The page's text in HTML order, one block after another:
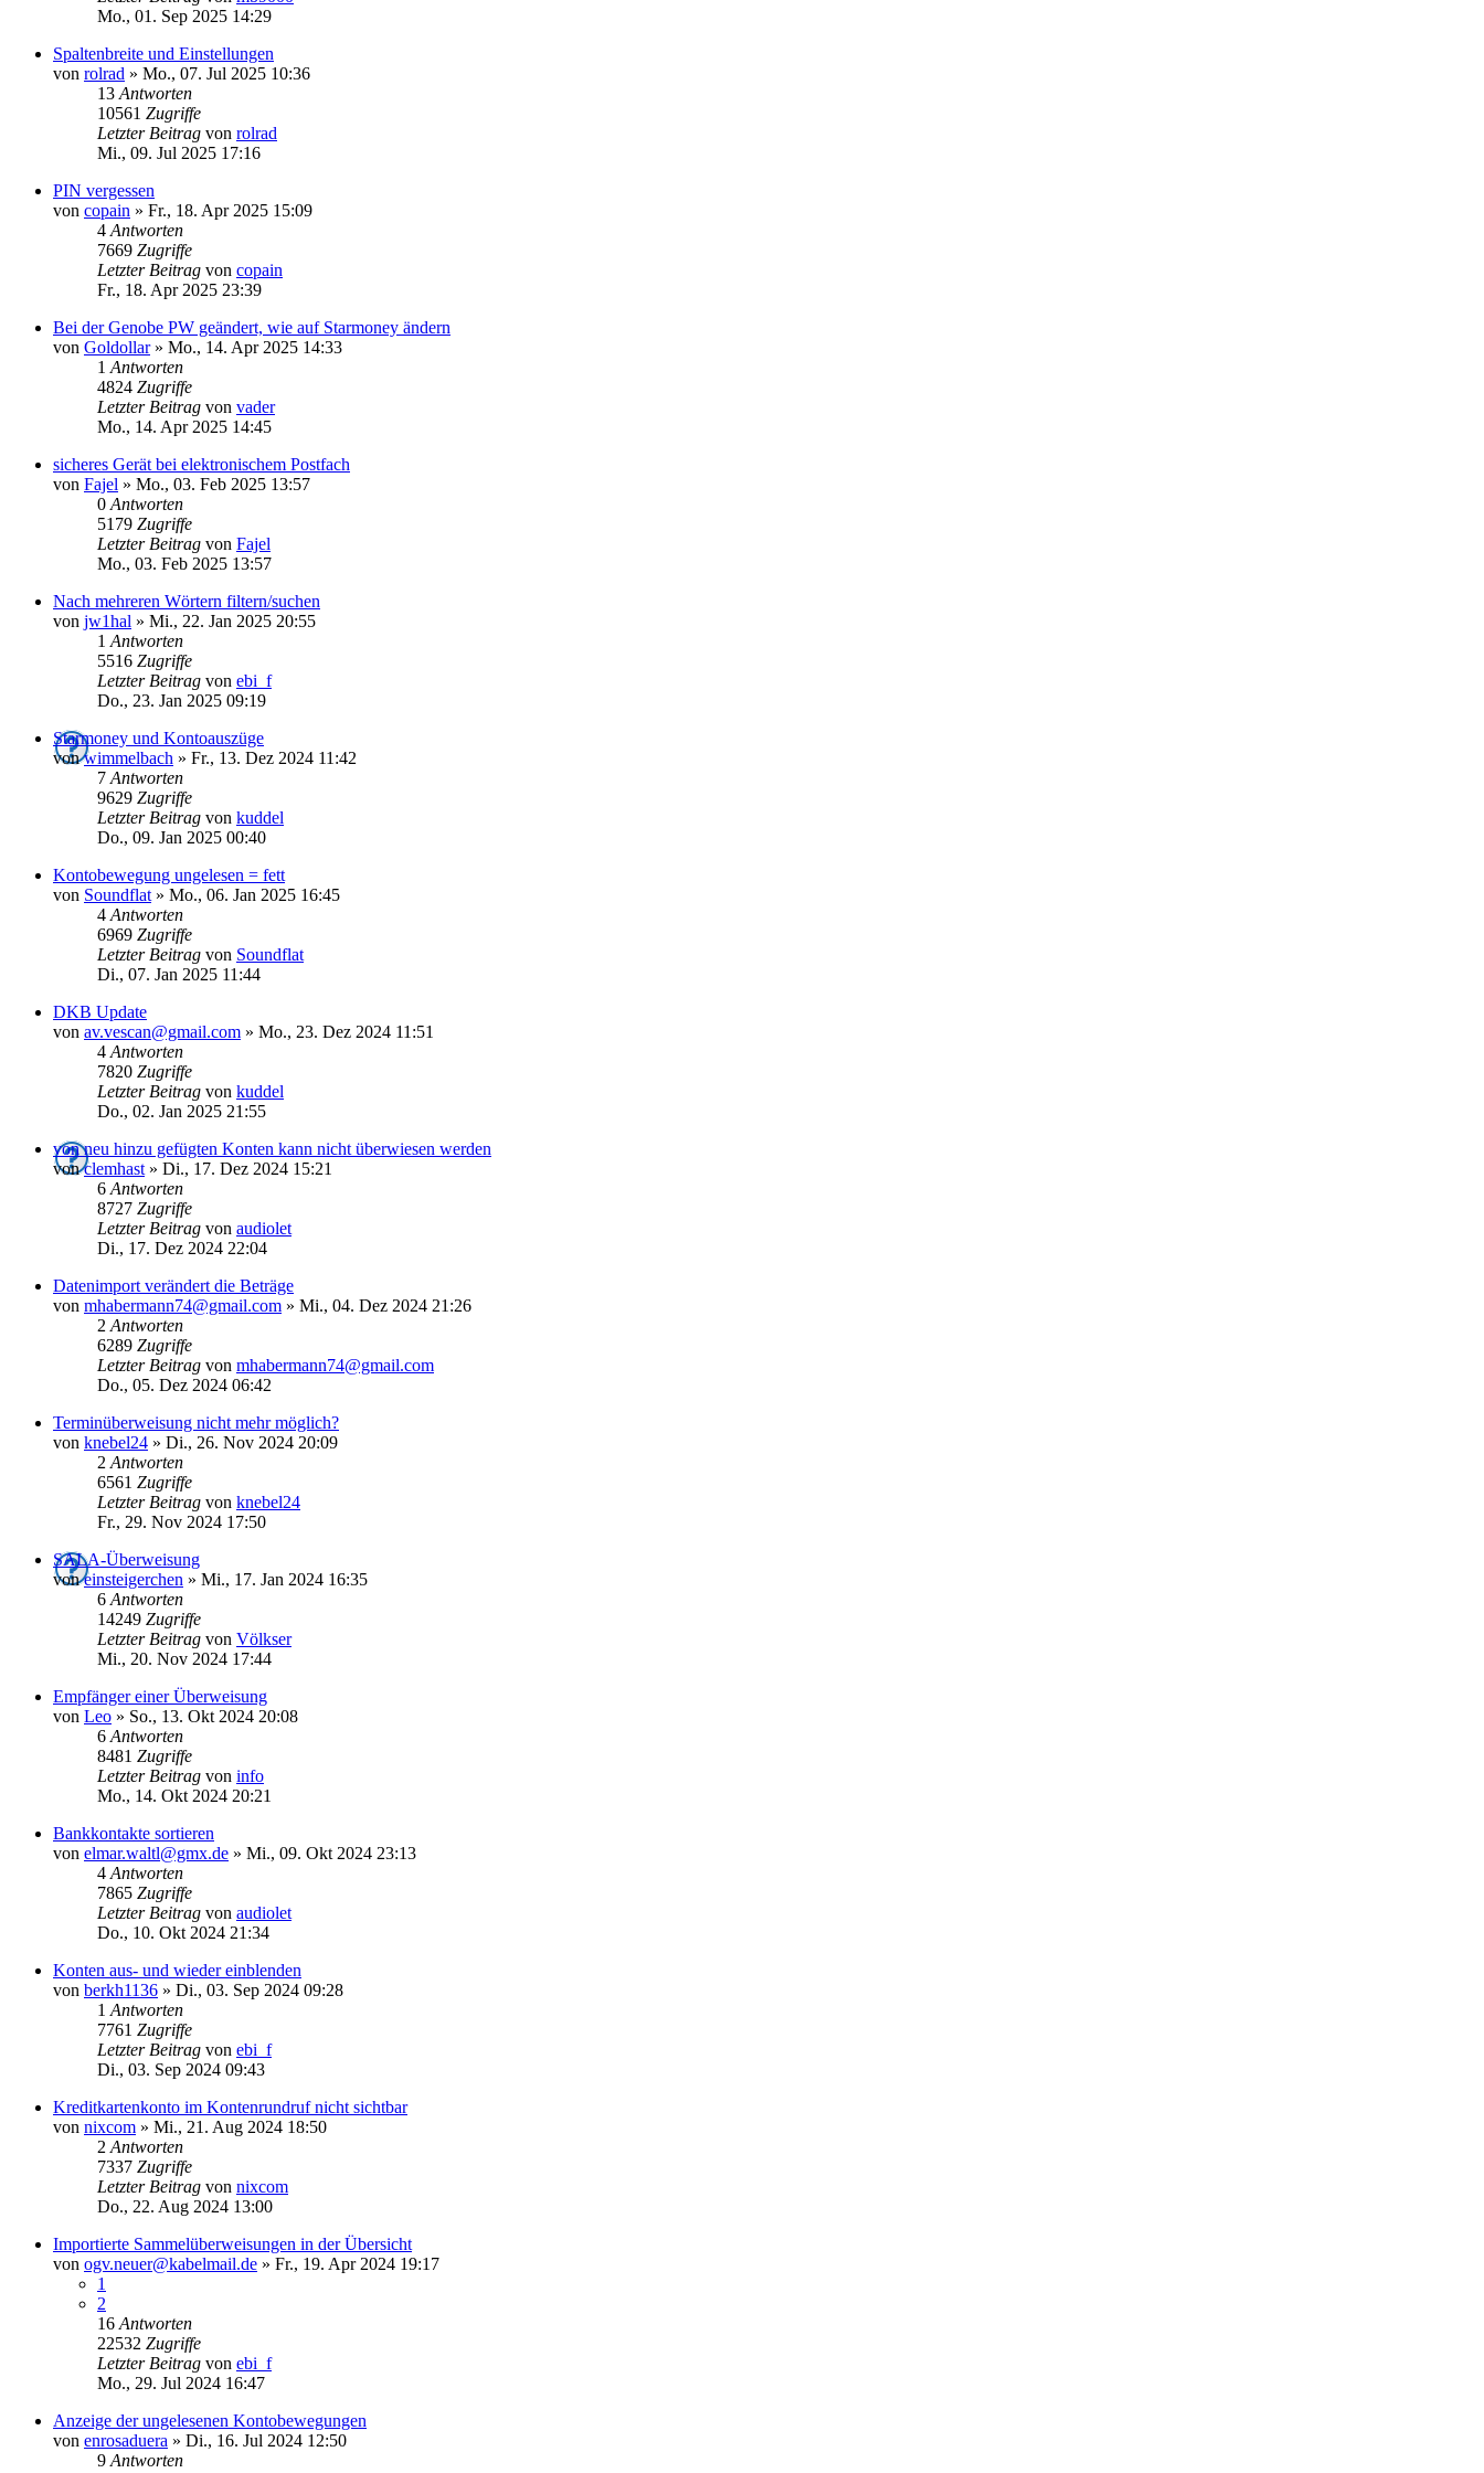
Mo., 01. Sep 2025 14:29
Spaltenbreite und Einstellungen
von rolrad » Mo., 07. Jul 2025 10:36
13 Antworten
10561 Zugriffe
Letzter Beitrag von rolrad
Mi., 09. Jul 2025 17:16
PIN vergessen
von copain » Fr., 18. Apr 2025 15:09
4 Antworten
7669 Zugriffe
Letzter Beitrag von copain
Fr., 18. Apr 2025 23:39
Bei der Genobe PW geändert, wie auf Starmoney ändern
von Goldollar» Mo., 14. Apr 2025 14:33
1 Antworten
4824 Zugriffe
Letzter Beitrag von vader
Mo., 14. Apr 2025 14:45
sicheres Gerät bei elektronischem Postfach
von Fajel » Mo., 03. Feb 2025 13:57
0 Antworten
5179 Zugriffe
Letzter Beitrag von Fajel
Mo., 03. Feb 2025 13:57
Nach mehreren Wörtern filtern/suchen
von jw1hal » Mi., 22. Jan 2025 20:55
1 Antworten
5516 Zugriffe
Letzter Beitrag von ebi_f
Do., 23. Jan 2025 09:19
Starmoney und Kontoauszüge
vonwimmelbach » Fr., 13. Dez 2024 11:42
7 Antworten
9629 Zugriffe
Letzter Beitrag von kuddel
Do., 09. Jan 2025 00:40
Kontobewegung ungelesen = fett
von Soundflat » Mo., 06. Jan 2025 16:45
4 Antworten
6969 Zugriffe
Letzter Beitrag von Soundflat
Di., 07. Jan 2025 11:44
DKB Update
von av.vescan@gmail.com » Mo., 23. Dez 2024 11:51
4 Antworten
7820 Zugriffe
Letzter Beitrag von kuddel
Do., 02. Jan 2025 21:55
von neu hinzu gefügten Konten kann nicht überwiesen werden
vonclemhast » Di., 17. Dez 2024 15:21
6 Antworten
8727 Zugriffe
Letzter Beitrag von audiolet
Di., 17. Dez 2024 22:04
Datenimport verändert die Beträge
von mhabermann74@gmail.com » Mi., 04. Dez 2024 21:26
2 Antworten
6289 Zugriffe
Letzter Beitrag von mhabermann74@gmail.com
Do., 05. Dez 2024 06:42
Terminüberweisung nicht mehr möglich?
von knebel24 » Di., 26. Nov 2024 20:09
2 Antworten
6561 Zugriffe
Letzter Beitrag von knebel24
Fr., 29. Nov 2024 17:50
SALA-Überweisung
voneinsteigerchen » Mi., 17. Jan 2024 16:35
6 Antworten
14249 Zugriffe
Letzter Beitrag von Völkser
Mi., 20. Nov 2024 17:44
Empfänger einer Überweisung
von Leo » So., 13. Okt 2024 20:08
6 Antworten
8481 Zugriffe
Letzter Beitrag von info
Mo., 14. Okt 2024 20:21
Bankkontakte sortieren
von elmar.waltl@gmx.de » Mi., 09. Okt 2024 23:13
4 Antworten
7865 Zugriffe
Letzter Beitrag von audiolet
Do., 10. Okt 2024 21:34
Konten aus- und wieder einblenden
von berkh1136 » Di., 03. Sep 2024 09:28
1 Antworten
7761 Zugriffe
Letzter Beitrag von ebi_f
Di., 03. Sep 2024 09:43
Kreditkartenkonto im Kontenrundruf nicht sichtbar
von nixcom » Mi., 21. Aug 2024 18:50
2 Antworten
7337 Zugriffe
Letzter Beitrag von nixcom
Do., 22. Aug 2024 13:00
Importierte Sammelüberweisungen in der Übersicht
von ogv.neuer@kabelmail.de » Fr., 19. Apr 2024 19:17
1
2
16 Antworten
22532 Zugriffe
Letzter Beitrag von ebi_f
Mo., 29. Jul 2024 16:47
Anzeige der ungelesenen Kontobewegungen
von enrosaduera » Di., 16. Jul 2024 12:50
9 Antworten